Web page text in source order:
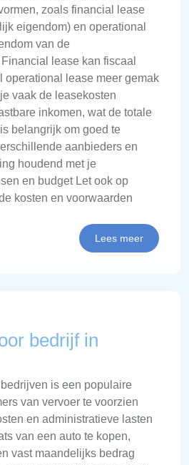
zoals financial lease
eigendom) en operational
van de
lease kan fiscaal
operational lease meer gemak
vaak de leasekosten
inkomen, wat de totale
belangrijk om goed te
aanbieders en
houdend met je
en budget Let ook op
kosten en voorwaarden
Lees meer
bedrijf in
is een populaire
van vervoer te voorzien
en administratieve lasten
van een auto te kopen,
vast maandelijks bedrag